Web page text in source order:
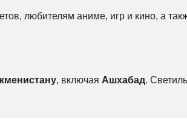
любителям аниме, игр и кино, а
, включая Ашхабад.